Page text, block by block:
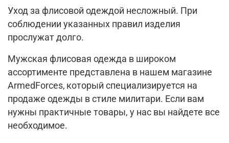
Уход за флисовой одеждой несложный. При
соблюдении указанных правил изделия
прослужат долго.
Мужская флисовая одежда в широком
ассортименте представлена в нашем магазине
ArmedForces, который специализируется на
продаже одежды в стиле милитари. Если вам
нужны практичные товары, у нас вы найдете все
необходимое.